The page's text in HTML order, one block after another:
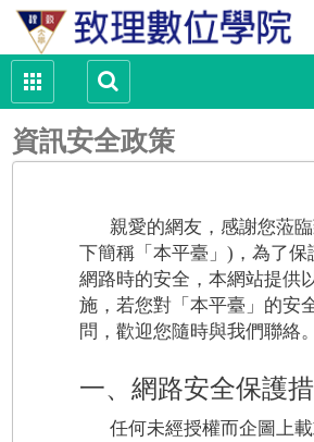
資訊安全政策
親愛的網友，感謝您蒞臨
下簡稱「本平臺」)，為了保
網路時的安全，本網站提供
施，若您對「本平臺」的安
問，歡迎您隨時與我們聯絡。
一、網路安全保護
任何未經授權而企圖上載